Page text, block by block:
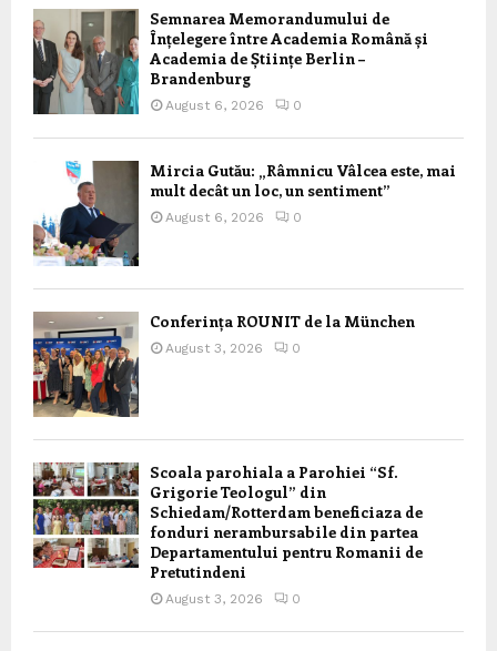
Semnarea Memorandumului de
Înțelegere între Academia Română și
Academia de Științe Berlin –
Brandenburg
August 6, 2026 0
Mircia Gutău: „Râmnicu Vâlcea este, mai
mult decât un loc, un sentiment”
August 6, 2026 0
Conferința ROUNIT de la München
August 3, 2026 0
Scoala parohiala a Parohiei “Sf.
Grigorie Teologul” din
Schiedam/Rotterdam beneficiaza de
fonduri nerambursabile din partea
Departamentului pentru Romanii de
Pretutindeni
August 3, 2026 0